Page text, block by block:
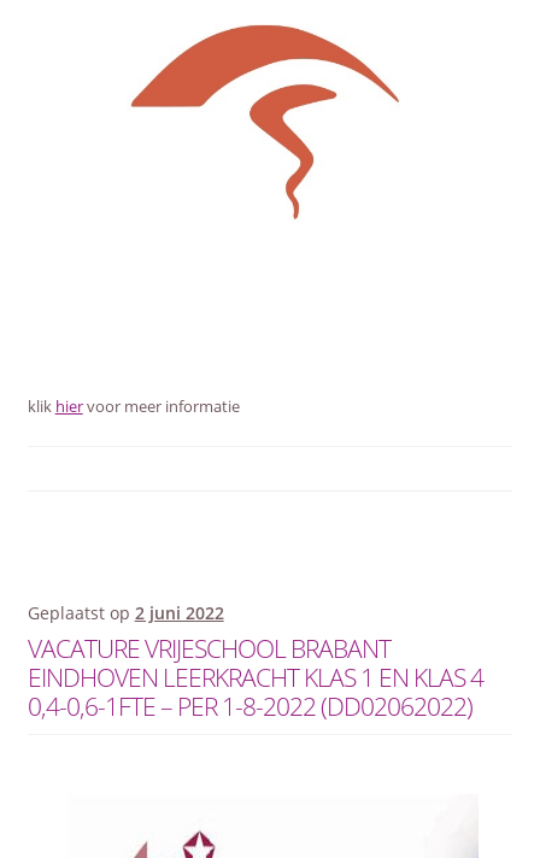
klik hiervoor meer informatie
Geplaatst op 2 juni 2022
VACATURE VRIJESCHOOL BRABANT
EINDHOVEN LEERKRACHT KLAS 1 EN KLAS 4
0,4-0,6-1FTE – PER 1-8-2022 (DD02062022)